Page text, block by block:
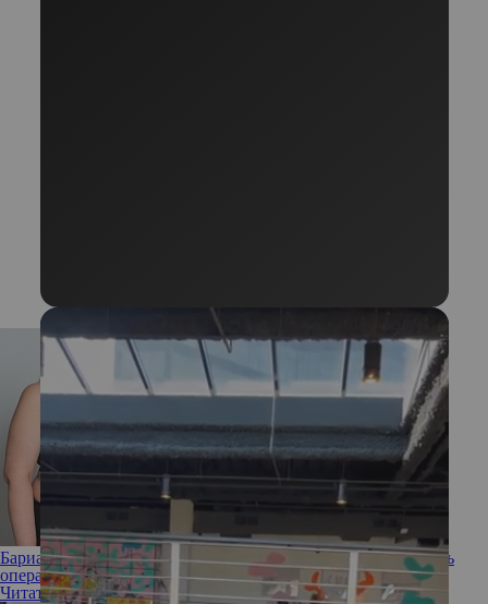
Бариатрия и пластическая хирургия: как правильно сочетать
операции
Читать полностью